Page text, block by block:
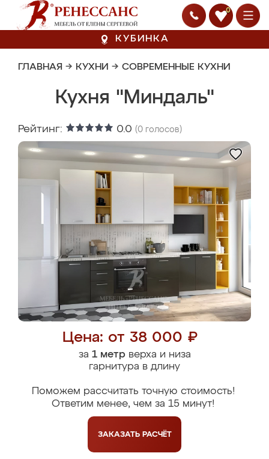
0
КУБИНКА
ГЛАВНАЯ → КУХНИ → СОВРЕМЕННЫЕ КУХНИ
Кухня "Миндаль"
Рейтинг: 0.0 (0 голосов)
Цена: от 38 000 ₽
за 1 метрверха и низа
гарнитура в длину
Поможем рассчитать точную стоимость!
Ответим менее, чем за 15 минут!
ЗАКАЗАТЬ РАСЧЁТ